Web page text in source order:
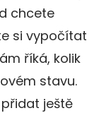
chcete
si vypočítat
říká, kolik
stavu.
ještě